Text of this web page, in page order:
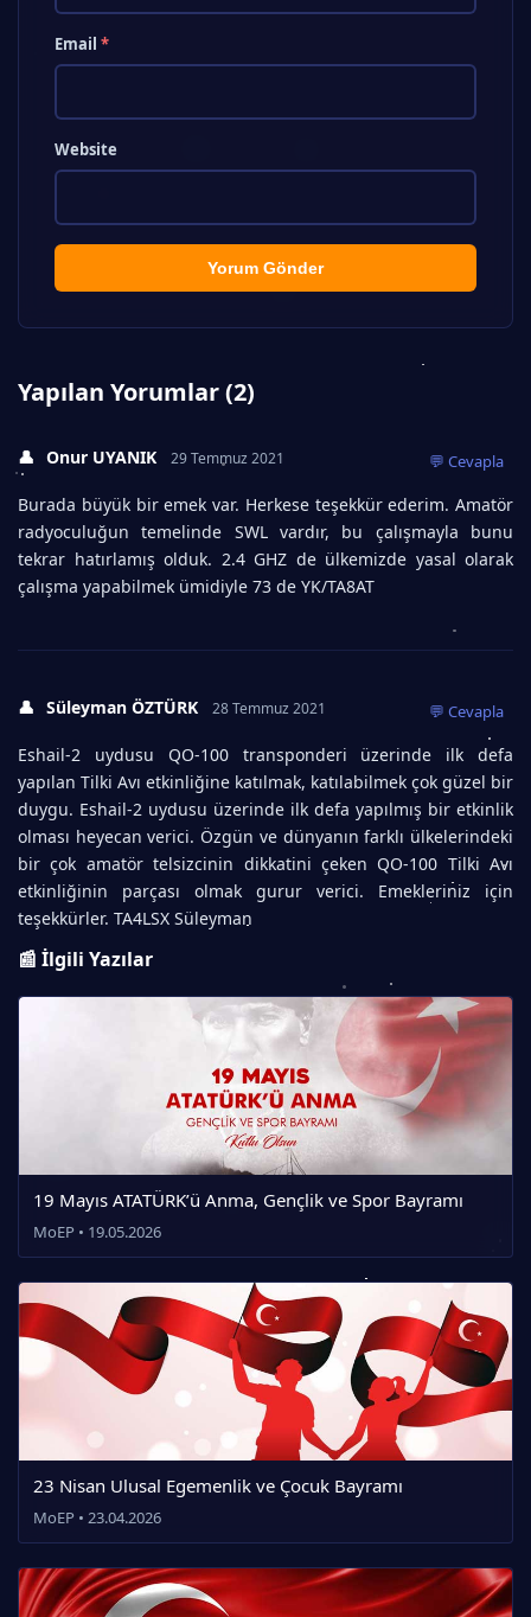
Email *
Website
Yorum Gönder
Yapılan Yorumlar (2)
👤 Onur UYANIK 29 Temmuz 2021 💬 Cevapla
Burada büyük bir emek var. Herkese teşekkür ederim. Amatör
radyoculuğun temelinde SWL vardır, bu çalışmayla bunu
tekrar hatırlamış olduk. 2.4 GHZ de ülkemizde yasal olarak
çalışma yapabilmek ümidiyle 73 de YK/TA8AT
👤 Süleyman ÖZTÜRK 28 Temmuz 2021 💬 Cevapla
Eshail-2 uydusu QO-100 transponderi üzerinde ilk defa
yapılan Tilki Avı etkinliğine katılmak, katılabilmek çok güzel bir
duygu. Eshail-2 uydusu üzerinde ilk defa yapılmış bir etkinlik
olması heyecan verici. Özgün ve dünyanın farklı ülkelerindeki
bir çok amatör telsizcinin dikkatini çeken QO-100 Tilki Avı
etkinliğinin parçası olmak gurur verici. Emekleriniz için
teşekkürler. TA4LSX Süleyman
📰 İlgili Yazılar
19 Mayıs ATATÜRK’ü Anma, Gençlik ve Spor Bayramı
MoEP • 19.05.2026
23 Nisan Ulusal Egemenlik ve Çocuk Bayramı
MoEP • 23.04.2026